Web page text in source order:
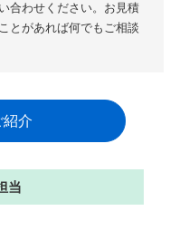
合わせください。お見積
とがあれば何でもご相談
紹介
当